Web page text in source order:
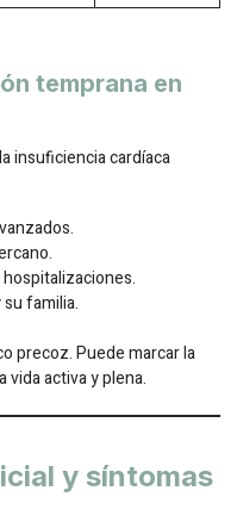
temprana en
insuficiencia cardíaca
familia.
precoz. Puede marcar la
activa y plena.
y síntomas